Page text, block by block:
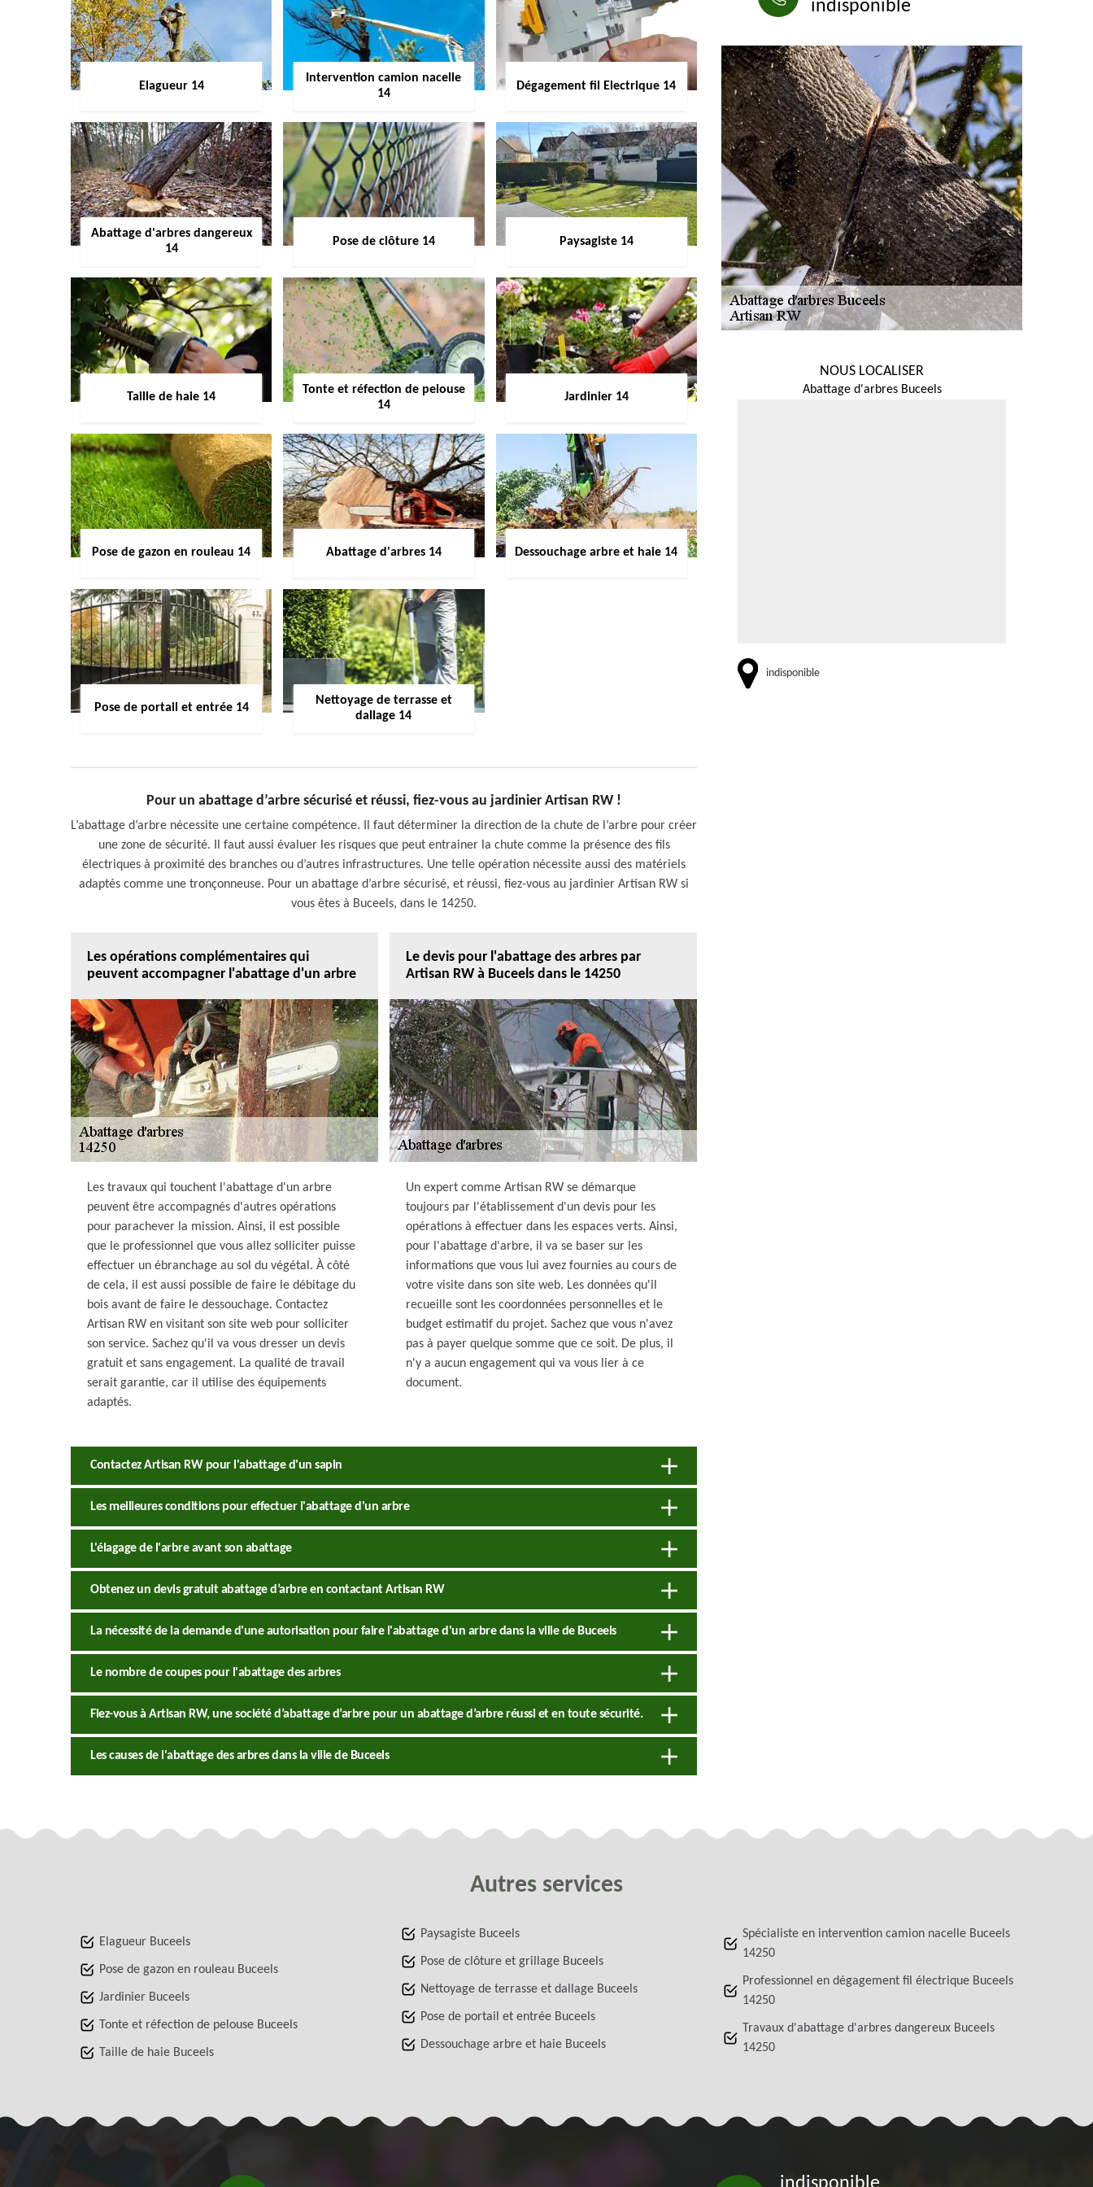
Elagueur 14
Intervention camion nacelle
14
Dégagement fil Electrique 14
Abattage d'arbres dangereux
14
Pose de clôture 14 Paysagiste 14
Taille de haie 14
Tonte et réfection de pelouse
14
Jardinier 14
Pose de gazon en rouleau 14 Abattage d'arbres 14 Dessouchage arbre et haie 14
Pose de portail et entrée 14
Nettoyage de terrasse et
dallage 14
Pour un abattage d’arbre sécurisé et réussi, fiez-vous au jardinier Artisan RW !
L’abattage d’arbre nécessite une certaine compétence. Il faut déterminer la direction de la chute de l’arbre pour créer
une zone de sécurité. Il faut aussi évaluer les risques que peut entrainer la chute comme la présence des fils
électriques à proximité des branches ou d’autres infrastructures. Une telle opération nécessite aussi des matériels
adaptés comme une tronçonneuse. Pour un abattage d’arbre sécurisé, et réussi, fiez-vous au jardinier Artisan RW si
vous êtes à Buceels, dans le 14250.
Les opérations complémentaires qui
peuvent accompagner l'abattage d'un arbre
Les travaux qui touchent l'abattage d'un arbre
peuvent être accompagnés d'autres opérations
pour parachever la mission. Ainsi, il est possible
que le professionnel que vous allez solliciter puisse
effectuer un ébranchage au sol du végétal. À côté
de cela, il est aussi possible de faire le débitage du
bois avant de faire le dessouchage. Contactez
Artisan RW en visitant son site web pour solliciter
son service. Sachez qu'il va vous dresser un devis
gratuit et sans engagement. La qualité de travail
serait garantie, car il utilise des équipements
adaptés.
Le devis pour l'abattage des arbres par
Artisan RW à Buceels dans le 14250
Un expert comme Artisan RW se démarque
toujours par l'établissement d'un devis pour les
opérations à effectuer dans les espaces verts. Ainsi,
pour l'abattage d'arbre, il va se baser sur les
informations que vous lui avez fournies au cours de
votre visite dans son site web. Les données qu'il
recueille sont les coordonnées personnelles et le
budget estimatif du projet. Sachez que vous n'avez
pas à payer quelque somme que ce soit. De plus, il
n'y a aucun engagement qui va vous lier à ce
document.
Contactez Artisan RW pour l'abattage d'un sapin
Les meilleures conditions pour effectuer l'abattage d'un arbre
L'élagage de l'arbre avant son abattage
Obtenez un devis gratuit abattage d’arbre en contactant Artisan RW
La nécessité de la demande d'une autorisation pour faire l'abattage d'un arbre dans la ville de Buceels
Le nombre de coupes pour l'abattage des arbres
Fiez-vous à Artisan RW, une société d’abattage d’arbre pour un abattage d’arbre réussi et en toute sécurité.
Les causes de l'abattage des arbres dans la ville de Buceels
indisponible
NOUS LOCALISER
Abattage d'arbres Buceels
indisponible
Autres services
Elagueur Buceels
Pose de gazon en rouleau Buceels
Jardinier Buceels
Tonte et réfection de pelouse Buceels
Taille de haie Buceels
Paysagiste Buceels
Pose de clôture et grillage Buceels
Nettoyage de terrasse et dallage Buceels
Pose de portail et entrée Buceels
Dessouchage arbre et haie Buceels
Spécialiste en intervention camion nacelle Buceels
14250
Professionnel en dégagement fil électrique Buceels
14250
Travaux d'abattage d'arbres dangereux Buceels
14250